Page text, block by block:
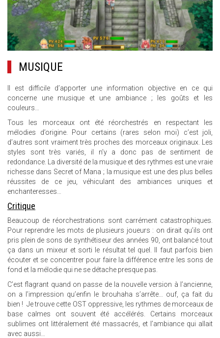
MUSIQUE
Il est difficile d’apporter une information objective en ce qui
concerne une musique et une ambiance ; les goûts et les
couleurs…
Tous les morceaux ont été réorchestrés en respectant les
mélodies d’origine. Pour certains (rares selon moi) c’est joli,
d’autres sont vraiment très proches des morceaux originaux. Les
styles sont très variés, il n’y a donc pas de sentiment de
redondance. La diversité de la musique et des rythmes est une vraie
richesse dans Secret of Mana ; la musique est une des plus belles
réussites de ce jeu, véhiculant des ambiances uniques et
enchanteresses…
Critique
Beaucoup de réorchestrations sont carrément catastrophiques.
Pour reprendre les mots de plusieurs joueurs : on dirait qu’ils ont
pris plein de sons de synthétiseur des années 90, ont balancé tout
ça dans un mixeur et sorti le résultat tel quel. Il faut parfois bien
écouter et se concentrer pour faire la différence entre les sons de
fond et la mélodie qui ne se détache presque pas.
C’est flagrant quand on passe de la nouvelle version à l’ancienne,
on a l’impression qu’enfin le brouhaha s’arrête… ouf, ça fait du
bien ! Je trouve cette OST oppressive, les rythmes de morceaux de
base calmes ont souvent été accélérés. Certains morceaux
sublimes ont littéralement été massacrés, et l’ambiance qui allait
avec aussi…